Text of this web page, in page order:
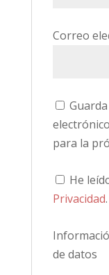
Correo
para la
He
Privacidad.
de datos